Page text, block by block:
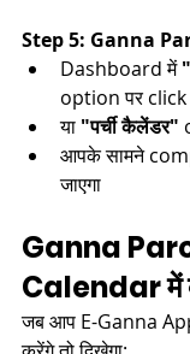
Step 5: Ganna
Dashboard में
option पर
या "पर्ची कैलेंडर"
आपके सामने
जाएगा​
Ganna
Calendar में
जब आप E-Ganna